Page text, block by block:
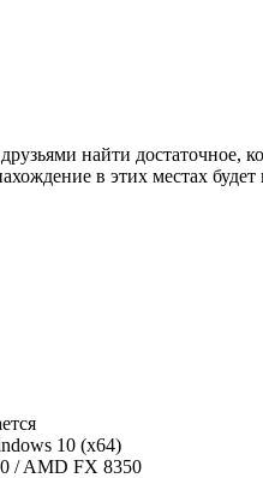
найти достаточное,
в этих местах будет
10 (x64)
/ AMD FX 8350